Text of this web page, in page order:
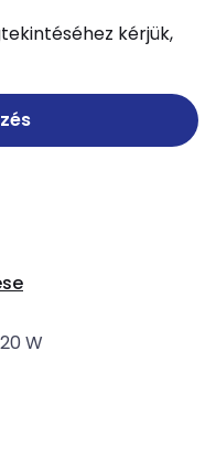
kérjük,
20 W